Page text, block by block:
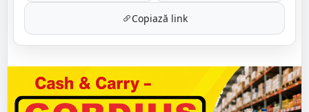
Copiază link